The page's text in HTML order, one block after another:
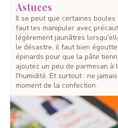
Astuces
Il se peut que certaines boules se délitent à la cuisson, il
faut les manipuler avec
légèrement jaunâtres
le désastre, il faut bien
épinards pour que la pâte
ajoutez un peu de parmesan à
l'humidité. Et surtout : ne
moment de la confection.